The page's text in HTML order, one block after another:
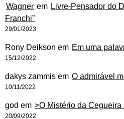
Wagner em Livre-Pensador do
Franchi”
29/01/2023
Rony Deikson em Em uma
15/12/2022
dakys zammis em O admirável
10/11/2022
god em >O Mistério da Cegueira
20/09/2022